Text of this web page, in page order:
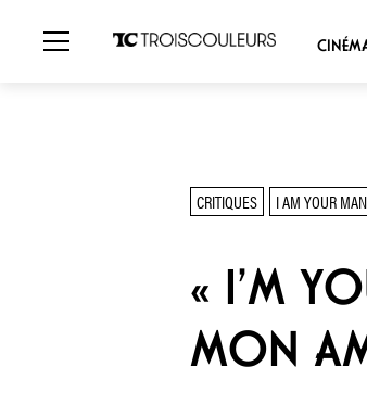
CRITIQUES I AM YOUR MAN
« I’M
MON